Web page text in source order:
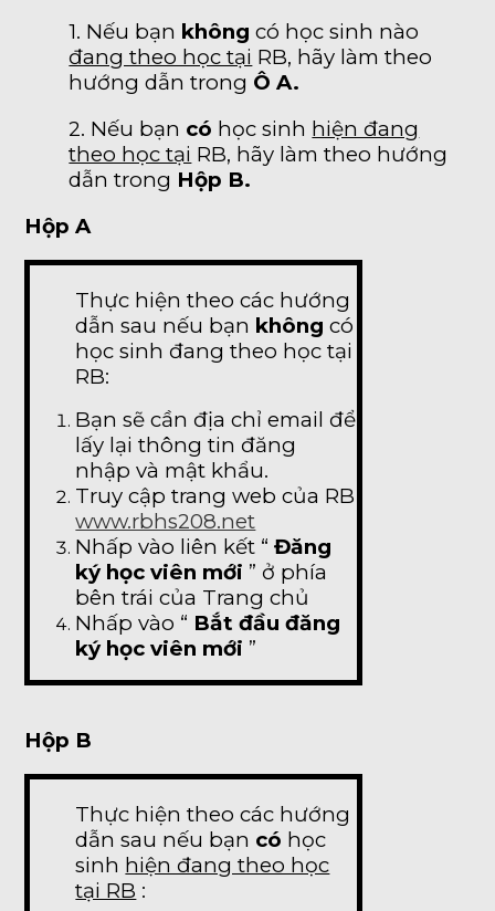
1. Nếu bạn không có học sinh nào
đang theo học tại RB, hãy làm theo
hướng dẫn trong Ô A.
2. Nếu bạn có học sinh hiện đang
theo học tại RB, hãy làm theo hướng
dẫn trong Hộp B.
Hộp A
Thực hiện theo các hướng
dẫn sau nếu bạn không có
học sinh đang theo học tại
RB:
Bạn sẽ cần địa chỉ email để
lấy lại thông tin đăng
nhập và mật khẩu.
Truy cập trang web của RB
www.rbhs208.net
Nhấp vào liên kết “Đăng
ký học viên mới ” ở phía
bên trái của Trang chủ
Nhấp vào “ Bắt đầu đăng
ký học viên mới ”
Hộp B
Thực hiện theo các hướng
dẫn sau nếu bạn có học
sinh hiện đang theo học
tại RB :